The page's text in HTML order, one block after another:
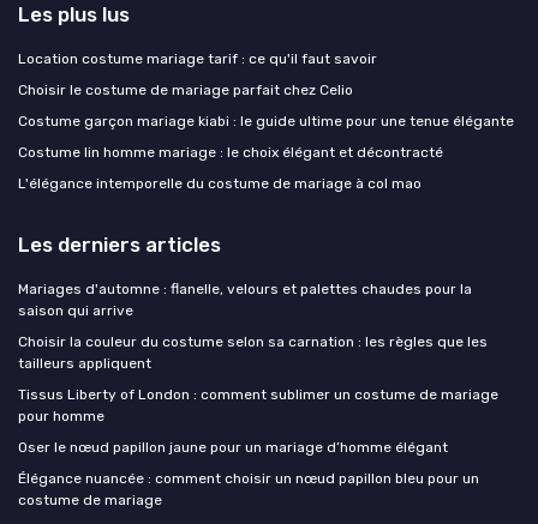
Les plus lus
Location costume mariage tarif : ce qu'il faut savoir
Choisir le costume de mariage parfait chez Celio
Costume garçon mariage kiabi : le guide ultime pour une tenue élégante
Costume lin homme mariage : le choix élégant et décontracté
L'élégance intemporelle du costume de mariage à col mao
Les derniers articles
Mariages d'automne : flanelle, velours et palettes chaudes pour la
saison qui arrive
Choisir la couleur du costume selon sa carnation : les règles que les
tailleurs appliquent
Tissus Liberty of London : comment sublimer un costume de mariage
pour homme
Oser le nœud papillon jaune pour un mariage d’homme élégant
Élégance nuancée : comment choisir un nœud papillon bleu pour un
costume de mariage